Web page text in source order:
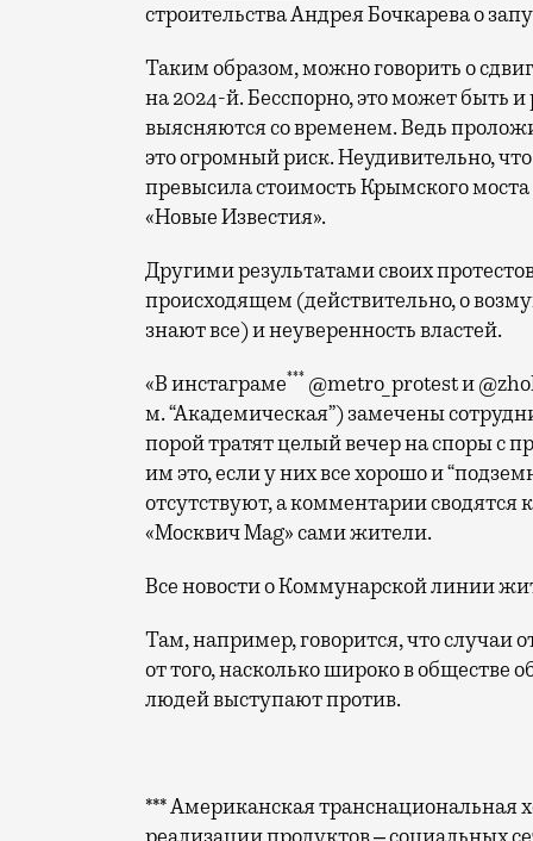
строительстваАндрея Бочкарева о
Таким образом, можно говорить о
на 2024-й. Бесспорно, это может быть
выясняются со временем. Ведь
это огромный риск. Неудивительно,
превысила стоимость Крымского
«Новые Известия».
Другими результатами своих
происходящем (действительно, о
знают все) и неуверенность властей.
«В инстаграме*** @metro_protest и
м. “Академическая”) замечены
порой тратят целый вечер на споры с
им это, если у них все хорошо и
отсутствуют, а комментарии
«Москвич Mag» сами жители.
Все новости о Коммунарской линии
Там, например, говорится, что случаи
от того, насколько широко в обществе
людей выступают против.
*** Американская транснациональная